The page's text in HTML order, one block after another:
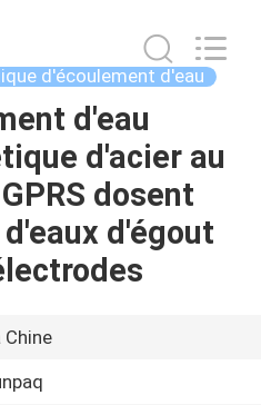
d'écoulement d'eau
d'eau
d'acier au
dosent
d'égout
Chine